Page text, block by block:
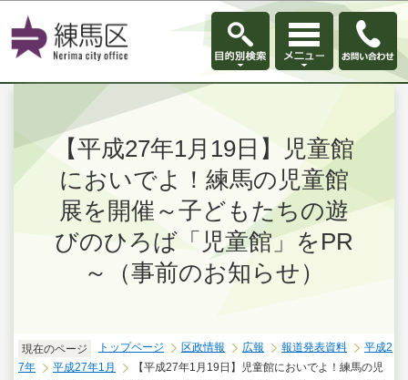
このページの本文へ移動
【平成27年1月19日】児童館
においでよ！練馬の児童館
展を開催～子どもたちの遊
びのひろば「児童館」をPR
～（事前のお知らせ）
現在のページ トップページ 区政情報 広報 報道発表資料
平成2
7年
平成27年1月
【平成27年1月19日】児童館においでよ！練馬の児